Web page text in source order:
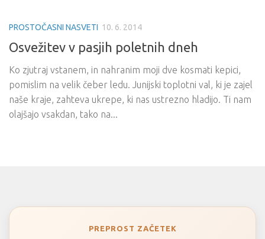
PROSTOČASNI NASVETI 10. 6. 2014
Osvežitev v pasjih poletnih dneh
Ko zjutraj vstanem, in nahranim moji dve kosmati kepici,
pomislim na velik čeber ledu. Junijski toplotni val, ki je zajel
naše kraje, zahteva ukrepe, ki nas ustrezno hladijo. Ti nam
olajšajo vsakdan, tako na...
PREPROST ZAČETEK